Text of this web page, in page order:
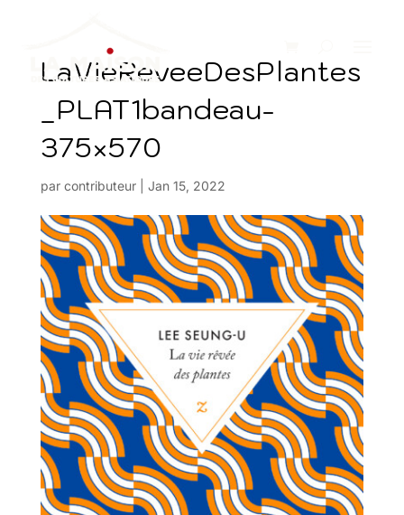
LaVieReveeDesPlantes
_PLAT1bandeau-
375×570
par contributeur| Jan 15, 2022